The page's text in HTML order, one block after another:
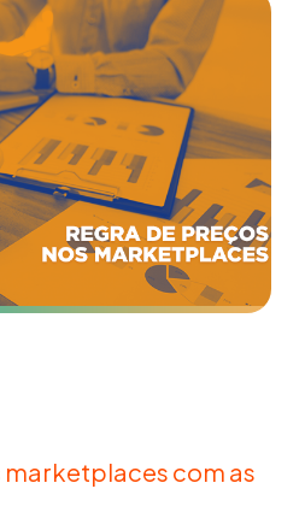
marketplaces com as